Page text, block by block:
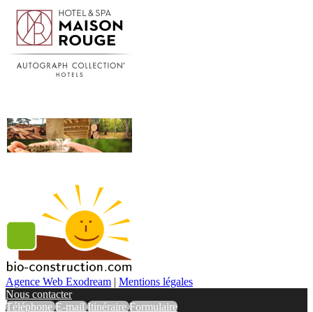
Agence Web Exodream | Mentions légales
Nous contacter
TéléphoneE-mailItinéraireFormulaire